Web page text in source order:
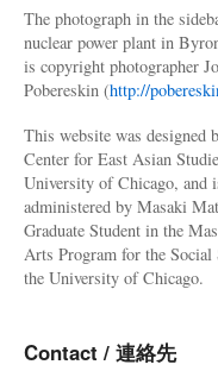
The photograph in the
nuclear power plant in
is copyright photographer
Pobereskin (http://
This website was designed
Center for East Asian
University of Chicago, and
administered by Masaki
Graduate Student in the
Arts Program for the Social
the University of Chicago.
Contact / 連絡先